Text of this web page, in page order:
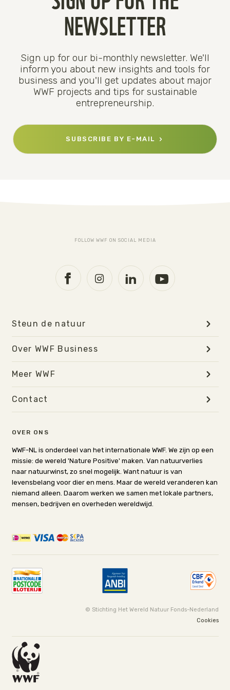
NEWSLETTER
Sign up for our bi-monthly newsletter. We'll
inform you about new insights and tools for
business and you'll get updates about major
WWF projects and tips for sustainable
entrepreneurship.
SUBSCRIBE BY E-MAIL
FOLLOW WWF ON SOCIAL MEDIA
OVER ONS
WWF-NL is onderdeel van het internationale WWF. We zijn op een
missie: de wereld 'Nature Positive' maken. Van natuurverlies
naar natuurwinst, zo snel mogelijk. Want natuur is van
levensbelang voor dier en mens. Maar de wereld veranderen kan
niemand alleen. Daarom werken we samen met lokale partners,
mensen, bedrijven en overheden wereldwijd.
Steun de natuur
Over WWF Business
Meer WWF
Contact
© Stichting Het Wereld Natuur Fonds-Nederland
Cookies